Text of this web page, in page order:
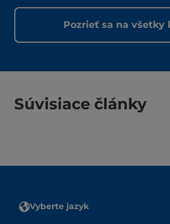
Pozrieť sa na všetky
Súvisiace články
Vyberte jazyk